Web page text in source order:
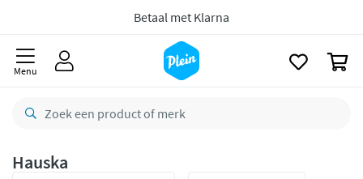
CO2 neutraal
Menu
Hauska